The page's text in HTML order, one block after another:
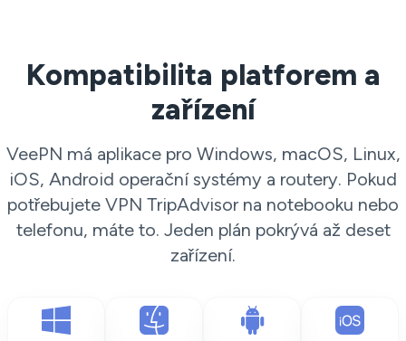
Kompatibilita platforem a
zařízení
VeePN má aplikace pro Windows, macOS, Linux,
iOS, Android operační systémy a routery. Pokud
potřebujete VPN TripAdvisor na notebooku nebo
telefonu, máte to. Jeden plán pokrývá až deset
zařízení.